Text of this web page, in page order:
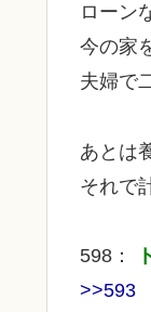
ローン
今の家
夫婦で
あとは
それで
598：
>>593